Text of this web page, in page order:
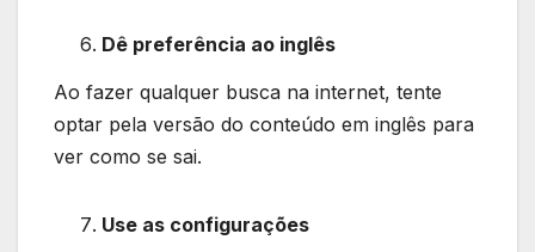
Dê preferência ao inglês
Ao fazer qualquer busca na internet, tente
optar pela versão do conteúdo em inglês para
ver como se sai.
Use as configurações